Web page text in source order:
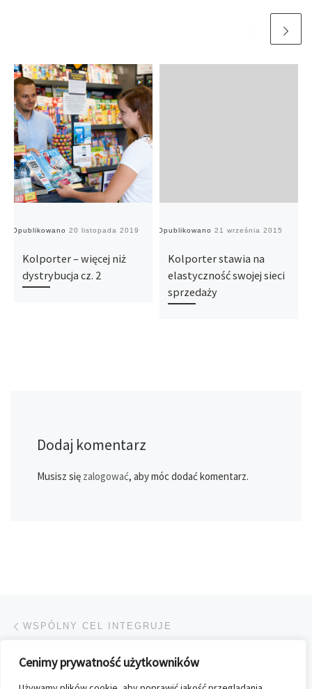
Cenimy prywatność użytkowników
Opublikowano 20 listopada 2019
Kolporter – więcej niż
dystrybucja cz. 2
Opublikowano 21 września 2015
Kolporter stawia na
elastyczność swojej sieci
sprzedaży
Dodaj komentarz
Musisz się zalogować, aby móc dodać komentarz.
Przeglądanie Wpisów
WSPÓLNY CEL INTEGRUJE
POWRÓT DO LISTY